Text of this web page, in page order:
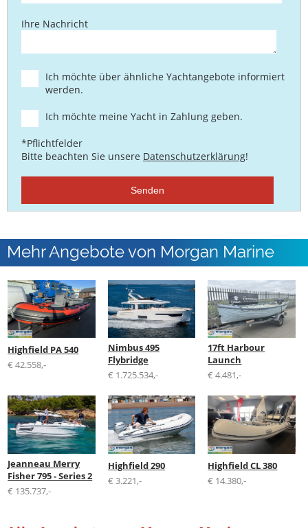
Ihre Nachricht
Ich möchte über ähnliche Yachtangebote informiert
werden.
Ich möchte meine Yacht in Zahlung geben.
*Pflichtfelder
Bitte beachten Sie unsere Datenschutzerklärung!
Senden
Mehr Angebote von Morgan Marine
Highfield PA 540
€ 42.558,-
Nimbus 495
Flybridge
€ 1.725.534,-
17ft Harbour
Launch
€ 4.481,-
Jeanneau Merry
Fisher 795 - Series 2
€ 135.737,-
Highfield 290
€ 3.221,-
Highfield CL 380
€ 14.380,-